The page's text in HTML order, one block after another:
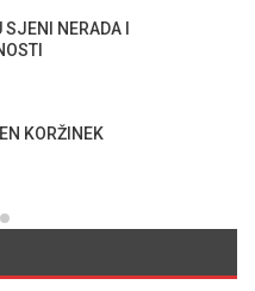
NERADA I
KORŽINEK